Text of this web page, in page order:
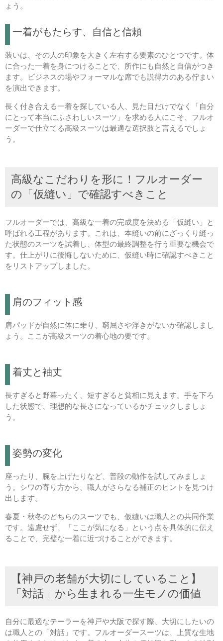
ょう。
一着がもたらす、自信と信頼
装いは、その人の印象を大きく左右する要素のひとつです。体
に合った一着を身につけることで、所作にも自然と自信がつき
ます。ビジネスの場やフォーマルな席でも説得力のある佇まい
を演出できます。
長く付き合える一着を探している人、見た目だけでなく「自分
にとって本当にふさわしいスーツ」を求める人にこそ、フルオ
ーダーで仕立てる高級スーツは最適な選択肢と言えるでしょ
う。
高級なこだわりを形に！フルオーダー
の「仮縫い」で確認すべきこと
フルオーダーでは、高級な一着の完成度を決める「仮縫い」と
呼ばれる工程があります。これは、本縫いの前にざっくり縫っ
た状態のスーツを試着し、体型の最終調整を行う重要な機会で
す。仕上がりに後悔しないために、仮縫い時に確認すべきこと
をリストアップしました。
肩のフィット感
肩パッドが自然に体に乗り、窮屈さや浮きがないか確認しまし
ょう。ここが高級スーツの着心地の要です。
着丈と袖丈
長すぎると野暮ったく、短すぎると貧相に見えます。手を下ろ
した状態で、理想的な長さになっているかチェックしましょ
う。
姿勢の変化
座ったり、腕を上げたりなど、普段の動作を試してみましょ
う。シワの寄り方から、職人がさらなる補正のヒントを見つけ
出します。
春夏・秋冬のどちらのスーツでも、仮縫いは職人との共同作業
です。遠慮せず、「ここが気になる」という点を具体的に伝え
ることで、完璧な一着に近づけることができます。
【神戸の老舗が大切にしていること】
「対話」から生まれる一生モノの価値
自分に最適なテーラーを神戸や大阪で探す際、大切にしたいの
は職人との「対話」です。フルオーダースーツは、上質な生地